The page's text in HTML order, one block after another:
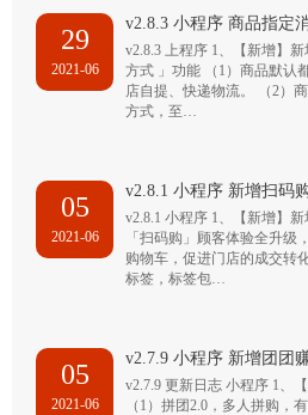
29
2021-06
v2.8.3 小程序 商品指定
v2.8.3 上程序 1、【新增】
方式 」功能 （1）商品默认
店自提、快递物流。 （2）
方式，至…
05
2021-06
v2.8.1 小程序 新增扫码
v2.8.1 小程序 1、【新增】新
「扫码购」顾客体验全升级
购物车，促进门店的成交转
标签，标签包…
05
2021-06
v2.7.9 小程序 新增团团
v2.7.9 更新日志 小程序 1、
（1）拼团2.0，多人拼购，